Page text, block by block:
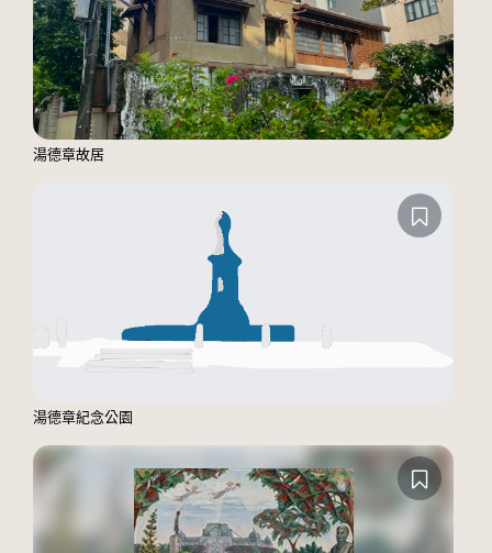
湯德章故居
湯德章紀念公園